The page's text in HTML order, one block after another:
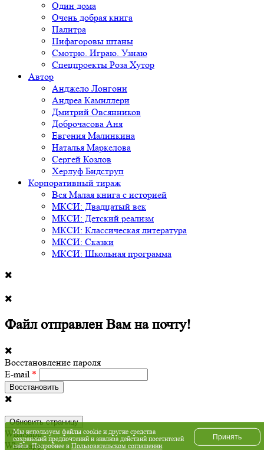
Один дома
Очень добрая книга
Палитра
Пифагоровы штаны
Смотрю. Играю. Узнаю
Спецпроекты Роза Хутор
Автор
Анджело Лонгони
Андреа Камиллери
Дмитрий Овсянников
Доброчасова Аня
Евгения Малинкина
Наталья Маркелова
Сергей Козлов
Херлуф Бидструп
Корпоративный тираж
Вся Малая книга с историей
МКСИ: Двадцатый век
МКСИ: Детский реализм
МКСИ: Классическая литература
МКСИ: Сказки
МКСИ: Школьная программа
Файл отправлен Вам на почту!
Восстановление пароля
E-mail *
Обновить страницу
Whatsapp
Whatsapp
Мы используем файлы cookie и другие средства
сохранений предпочтений и анализа действий посетителей
сайта. Подробнее вПользовательском соглашении.
Принять